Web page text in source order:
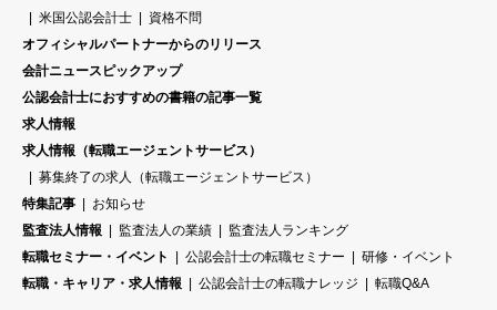
米国公認会計士
資格不問
オフィシャルパートナーからのリリース
会計ニュースピックアップ
公認会計士におすすめの書籍の記事一覧
求人情報
求人情報（転職エージェントサービス）
募集終了の求人（転職エージェントサービス）
特集記事
お知らせ
監査法人情報
監査法人の業績
監査法人ランキング
転職セミナー・イベント
公認会計士の転職セミナー
研修・イベント
転職・キャリア・求人情報
公認会計士の転職ナレッジ 転職Q&A